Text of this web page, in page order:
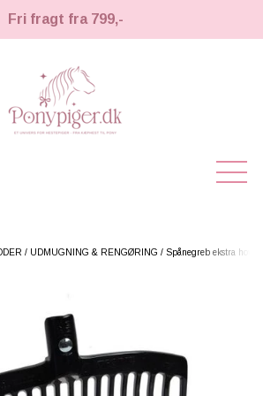
Fri fragt fra 799,-
NYHEDER
KÆPHESTE
STRIGLER & TILBEHØR
LEMIEUX TOY PONY
TIL HESTEPIGER
UDMUGNING & RENGØRING Spånegreb ekstra